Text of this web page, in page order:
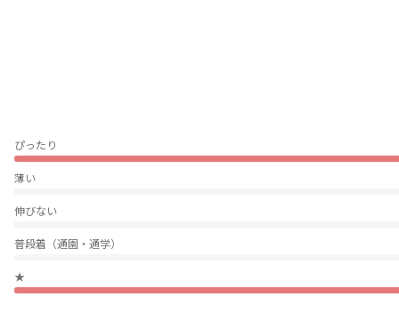
ぴったり
薄い
伸びない
普段着（通園・通学）
★
■素材
本体部分・綿100％生地を使用しています
【おそろいシリーズ商品一覧】
ク柄半袖カバーオール
ク柄半袖シャツ
キッズ男児：11-5231-412 商品名【おそろい】ぽこぽこ／サッカーチェッ